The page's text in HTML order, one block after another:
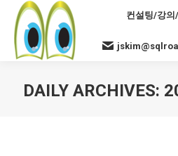
컨설팅/강의
DAILY ARCHIVES: